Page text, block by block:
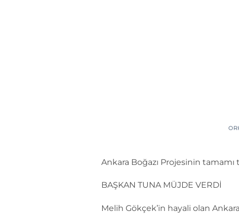
Ankara Boğazı Projesinin
BAŞKAN TUNA MÜJDE VERDİ
Melih Gökçek’in hayali olan